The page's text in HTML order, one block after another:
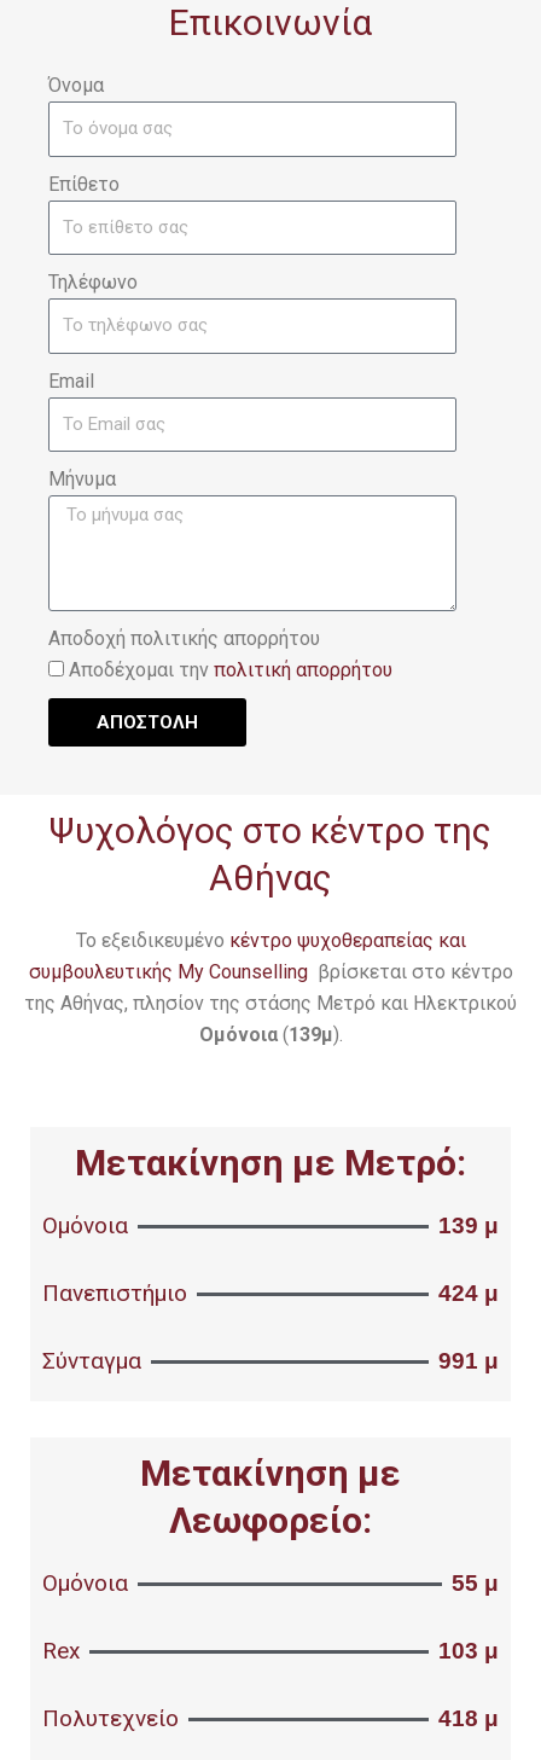
Επικοινωνία
Όνομα
Επίθετο
Τηλέφωνο
Email
Μήνυμα
Αποδοχή πολιτικής απορρήτου
Αποδέχομαι την πολιτική απορρήτου
ΑΠΟΣΤΟΛΗ
Ψυχολόγος στο κέντρο της
Αθήνας
Το εξειδικευμένο κέντρο ψυχοθεραπείας και
συμβουλευτικής My Counsellingβρίσκεται στο κέντρο
της Αθήνας, πλησίον της στάσης Μετρό και Ηλεκτρικού
Ομόνοια(139μ).
Μετακίνηση με Μετρό:
Ομόνοια 139 μ
Πανεπιστήμιο 424 μ
Σύνταγμα 991 μ
Μετακίνηση με
Λεωφορείο:
Ομόνοια 55 μ
Rex 103 μ
Πολυτεχνείο 418 μ